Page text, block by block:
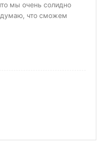
мы очень солидно
думаю, что сможем